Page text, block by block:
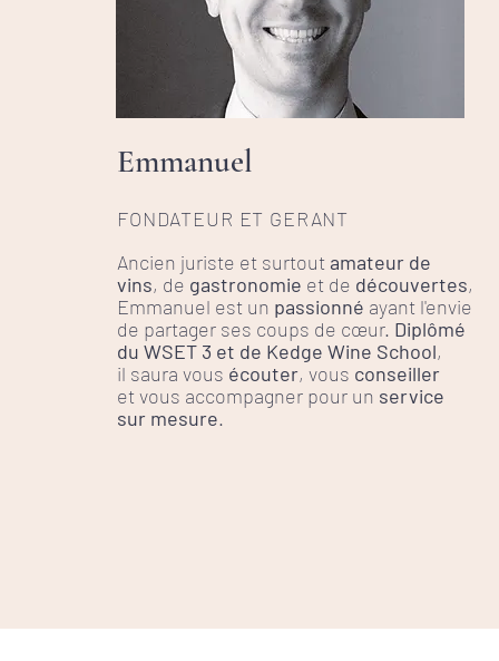
Emmanuel
FONDATEUR ET GERANT
Ancien juriste et surtout amateur de
vins, de gastronomie et de découvertes,
Emmanuel est un passionné ayant l'envie
de partager ses coups de cœur. Diplômé
du WSET 3 et de Kedge Wine School,
il saura vous écouter, vous conseiller
et vous accompagner pour un service
sur mesure.